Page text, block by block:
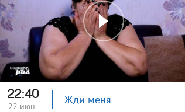
22:40
22 июн Жди меня